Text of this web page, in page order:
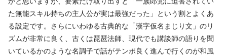
た無能スキル持ちの主人公が実は最強だった」という割とよくあ
る設定です。さらにいわゆる古典的な「漢字仮名まじり文」のリ
ズムが非常に良く、古くは琵琶法師、現代でも講談師の語りを聞
いているかのような名調子で話がテンポ良く進んで行くのが和風